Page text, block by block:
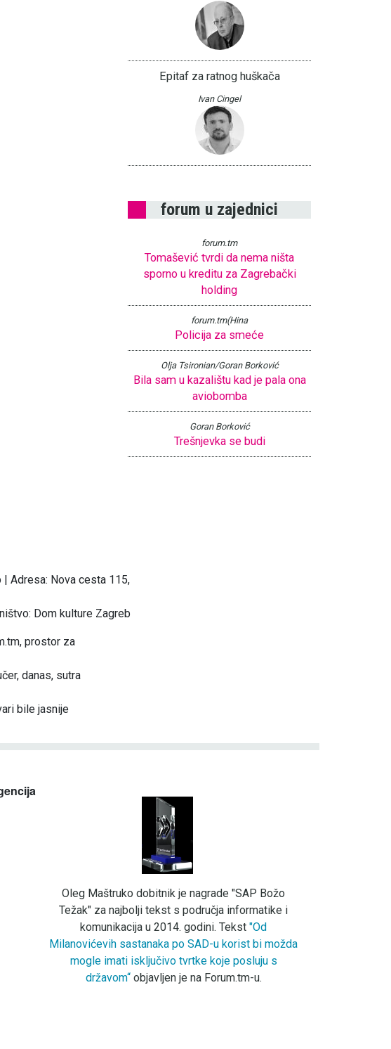
Epitaf za ratnog huškača
Ivan Cingel
forum u zajednici
forum.tm
Tomašević tvrdi da nema ništa
sporno u kreditu za Zagrebački
holding
forum.tm(Hina
Policija za smeće
Olja Tsironian/Goran Borković
Bila sam u kazalištu kad je pala ona
aviobomba
Goran Borković
Trešnjevka se budi
| Adresa: Nova cesta 115,
Dom kulture Zagreb
prostor za
danas, sutra
bile jasnije
Oleg Maštruko dobitnik je nagrade "SAP Božo
Težak" za najbolji tekst s područja informatike i
komunikacija u 2014. godini. Tekst"Od
Milanovićevih sastanaka po SAD-u korist bi možda
mogle imati isključivo tvrtke koje posluju s
državom“objavljen je na Forum.tm-u.